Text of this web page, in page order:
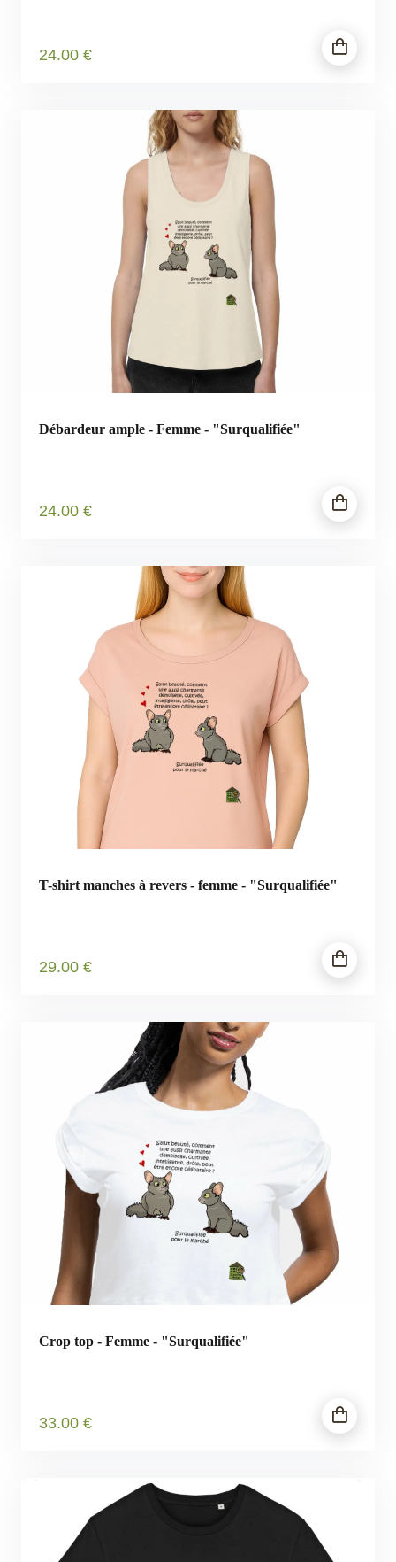
24.00 €
Débardeur ample - Femme - "Surqualifiée"
24.00 €
T-shirt manches à revers - femme - "Surqualifiée"
29.00 €
Crop top - Femme - "Surqualifiée"
33.00 €